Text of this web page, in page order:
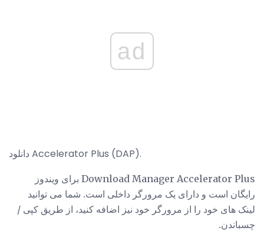
ad
دانلود Accelerator Plus (DAP).
Download Manager Accelerator Plus برای ویندوز
رایگان است و دارای یک مرورگر داخلی است. شما می توانید
لینک های خود را از مرورگر خود نیز اضافه کنید، از طریق کپی /
چسباندن.